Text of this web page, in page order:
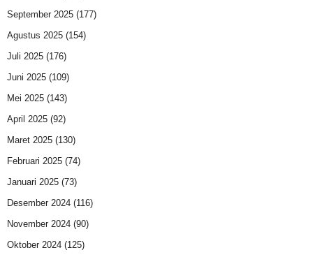
September 2025 (177)
Agustus 2025 (154)
Juli 2025 (176)
Juni 2025 (109)
Mei 2025 (143)
April 2025 (92)
Maret 2025 (130)
Februari 2025 (74)
Januari 2025 (73)
Desember 2024 (116)
November 2024 (90)
Oktober 2024 (125)